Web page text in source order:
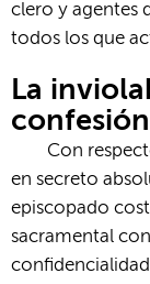
clero y agentes
todos los que
La
confesión
Con
en secreto
episcopado
sacramental